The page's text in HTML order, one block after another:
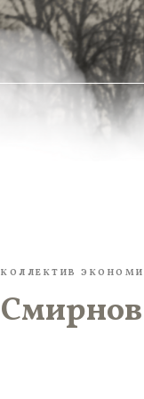
КОЛЛЕКТИВ
Смирнов